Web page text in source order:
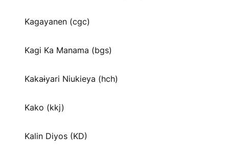
Kagayanen (cgc)
Kagi Ka Manama (bgs)
Kakaɨyari Niukieya (hch)
Kako (kkj)
Kalin Diyos (KD)